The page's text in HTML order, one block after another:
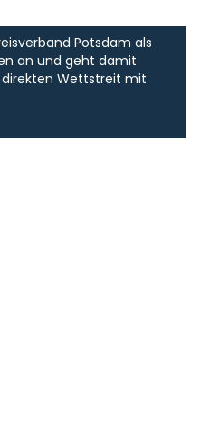
Potsdam als
an und geht damit
Wettstreit mit